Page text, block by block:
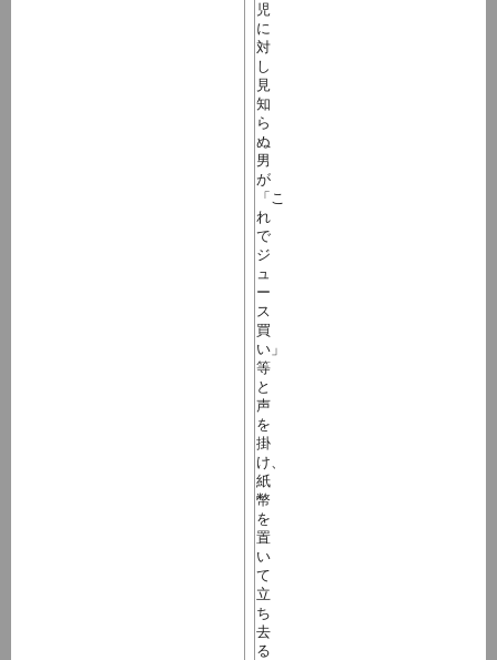
児
に
対
し
見
知
ら
ぬ
男
が
「こ
れ
で
ジ
ュ
ー
ス
買
い」
等
と
声
を
掛
け、
紙
幣
を
置
い
て
立
ち
去
る